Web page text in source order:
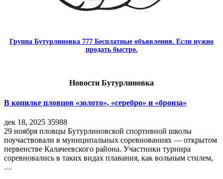
Группа Бутурлиновка 777 Бесплатные объявления. Если нужно
продать быстро.
Новости Бутурлиновка
В копилке пловцов «золото», «серебро» и «бронза»
дек 18, 2025 35988
29 ноября пловцы Бутурлиновской спортивной школы
поучаствовали в муниципальных соревнованиях — открытом
первенстве Калачеевского района. Участники турнира
соревновались в таких видах плавания, как вольным стилем,
…